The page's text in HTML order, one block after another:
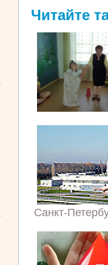
Читайте
Санкт-